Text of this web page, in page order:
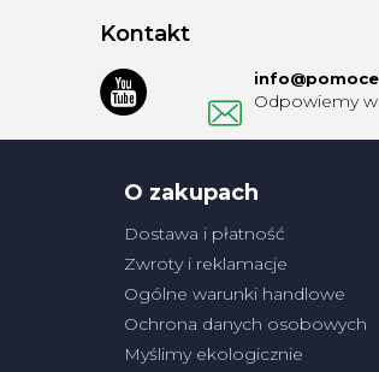
Kontakt
info@
O zakupach
Dostawa i płatność
Zwroty i reklamacje
Ogólne warunki handlowe
Ochrona danych osobowych
Myślimy ekologicznie